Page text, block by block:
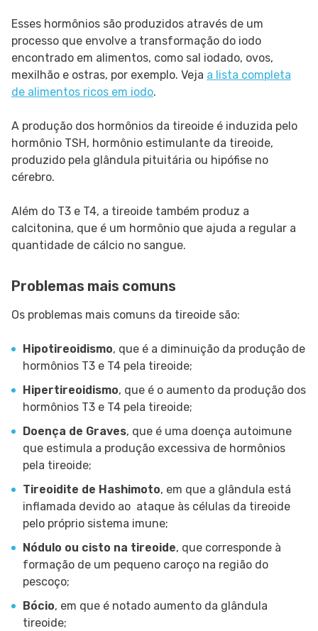
Esses hormônios são produzidos através de um
processo que envolve a transformação do iodo
encontrado em alimentos, como sal iodado, ovos,
mexilhão e ostras, por exemplo. Veja a lista completa
de alimentos ricos em iodo.
A produção dos hormônios da tireoide é induzida pelo
hormônio TSH, hormônio estimulante da tireoide,
produzido pela glândula pituitária ou hipófise no
cérebro.
Além do T3 e T4, a tireoide também produz a
calcitonina, que é um hormônio que ajuda a regular a
quantidade de cálcio no sangue.
Problemas mais comuns
Os problemas mais comuns da tireoide são:
Hipotireoidismo, que é a diminuição da produção de
hormônios T3 e T4 pela tireoide;
Hipertireoidismo, que é o aumento da produção dos
hormônios T3 e T4 pela tireoide;
Doença de Graves, que é uma doença autoimune
que estimula a produção excessiva de hormônios
pela tireoide;
Tireoidite de Hashimoto, em que a glândula está
inflamada devido ao ataque às células da tireoide
pelo próprio sistema imune;
Nódulo ou cisto na tireoide, que corresponde à
formação de um pequeno caroço na região do
pescoço;
Bócio, em que é notado aumento da glândula
tireoide;